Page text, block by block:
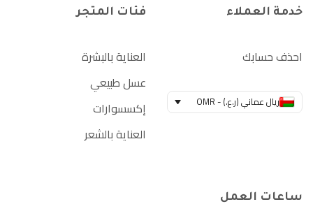
خدمة العملاء
احذف حسابك
ريال عماني (ر.ع.) - OMR
فئات المتجر
العناية بالبشرة
عسل طبيعي
إكسسوارات
العناية بالشعر
ساعات العمل